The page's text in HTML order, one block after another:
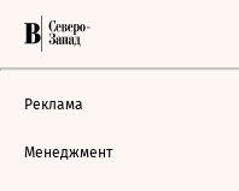
Реклама
Менеджмент